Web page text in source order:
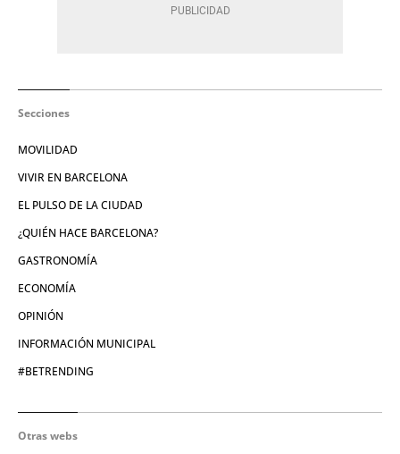
Secciones
MOVILIDAD
VIVIR EN BARCELONA
EL PULSO DE LA CIUDAD
¿QUIÉN HACE BARCELONA?
GASTRONOMÍA
ECONOMÍA
OPINIÓN
INFORMACIÓN MUNICIPAL
#BETRENDING
Otras webs